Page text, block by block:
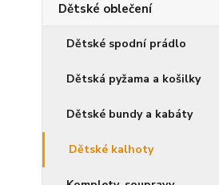
Dětské oblečení
Dětské spodní prádlo
Dětská pyžama a košilky
Dětské bundy a kabáty
Dětské kalhoty